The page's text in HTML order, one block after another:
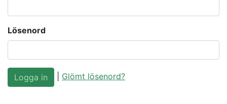
Lösenord
Glömt lösenord?